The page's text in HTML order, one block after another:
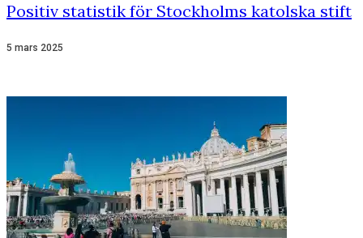
Positiv statistik för Stockholms katolska stift
5 mars 2025